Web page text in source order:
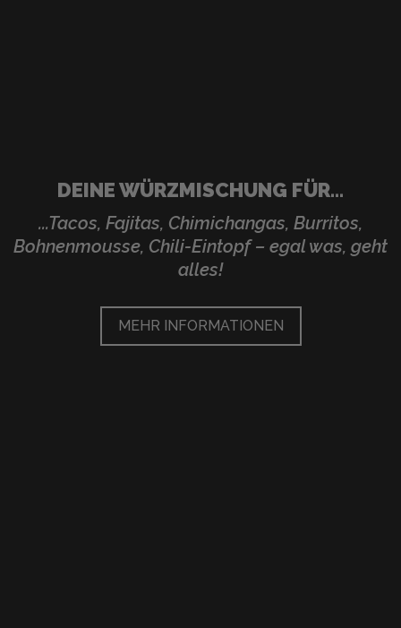
DEINE WÜRZMISCHUNG FÜR...
...Tacos, Fajitas, Chimichangas, Burritos,
Bohnenmousse, Chili-Eintopf – egal was, geht
alles!
MEHR INFORMATIONEN